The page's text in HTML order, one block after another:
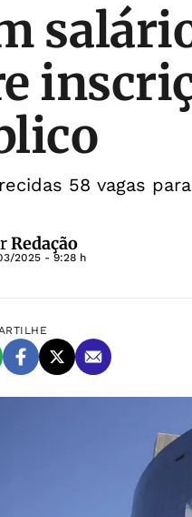
58 vagas
Redação
2025 - 9:28 h